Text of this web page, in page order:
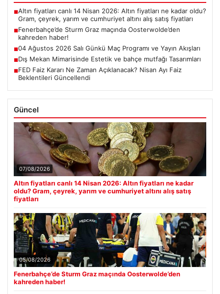
■Altın fiyatları canlı 14 Nisan 2026: Altın fiyatları ne kadar oldu?
Gram, çeyrek, yarım ve cumhuriyet altını alış satış fiyatları
■Fenerbahçe’de Sturm Graz maçında Oosterwolde’den
kahreden haber!
■04 Ağustos 2026 Salı Günkü Maç Programı ve Yayın Akışları
■Dış Mekan Mimarisinde Estetik ve bahçe mutfağı Tasarımları
■FED Faiz Kararı Ne Zaman Açıklanacak? Nisan Ayı Faiz
Beklentileri Güncellendi
Güncel
07/08/2026
Altın fiyatları canlı 14 Nisan 2026: Altın fiyatları ne kadar
oldu? Gram, çeyrek, yarım ve cumhuriyet altını alış satış
fiyatları
05/08/2026
Fenerbahçe’de Sturm Graz maçında Oosterwolde’den
kahreden haber!